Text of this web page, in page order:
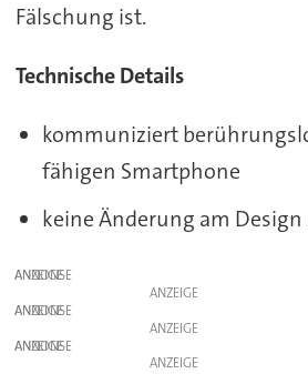
Fälschung ist.
Technische Details
kommuniziert
fähigen Smartphone
keine Änderung am
ANZEIGE
ANZEIGE
ANZEIGE
ANZEIGE
ANZEIGE
ANZEIGE